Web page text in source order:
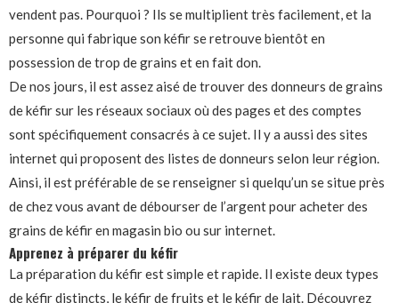
vendent pas. Pourquoi ? Ils se multiplient très facilement, et la
personne qui fabrique son kéfir se retrouve bientôt en
possession de trop de grains et en fait don.
De nos jours, il est assez aisé de trouver des donneurs de grains
de kéfir sur les réseaux sociaux où des pages et des comptes
sont spécifiquement consacrés à ce sujet. Il y a aussi des sites
internet qui proposent des listes de donneurs selon leur région.
Ainsi, il est préférable de se renseigner si quelqu’un se situe près
de chez vous avant de débourser de l’argent pour acheter des
grains de kéfir en magasin bio ou sur internet.
Apprenez à préparer du kéfir
La préparation du kéfir est simple et rapide. Il existe deux types
de kéfir distincts, le kéfir de fruits et le kéfir de lait. Découvrez